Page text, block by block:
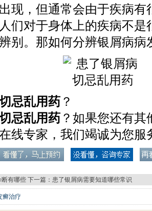
现，但通常会由于疾病有
们对于身体上的疾病不是
别。那如何分辨银屑病病
忌乱用药 ？
忌乱用药 ？如果您还有
线专家，我们竭诚为您服
断有哪些 下一篇： 患了银屑病需要知道哪些常识
癣治疗